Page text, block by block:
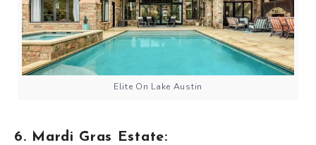
Elite On Lake Austin
6. Mardi Gras Estate: